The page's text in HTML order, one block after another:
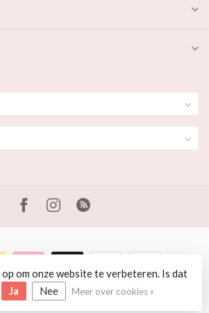
2026 Beer en Schaap
om onze website te verbeteren. Is dat
Ja Nee Meer over cookies »